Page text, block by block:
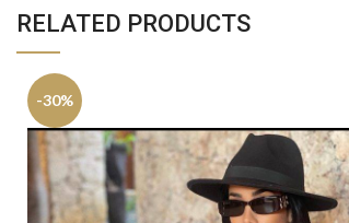
RELATED PRODUCTS
-30%